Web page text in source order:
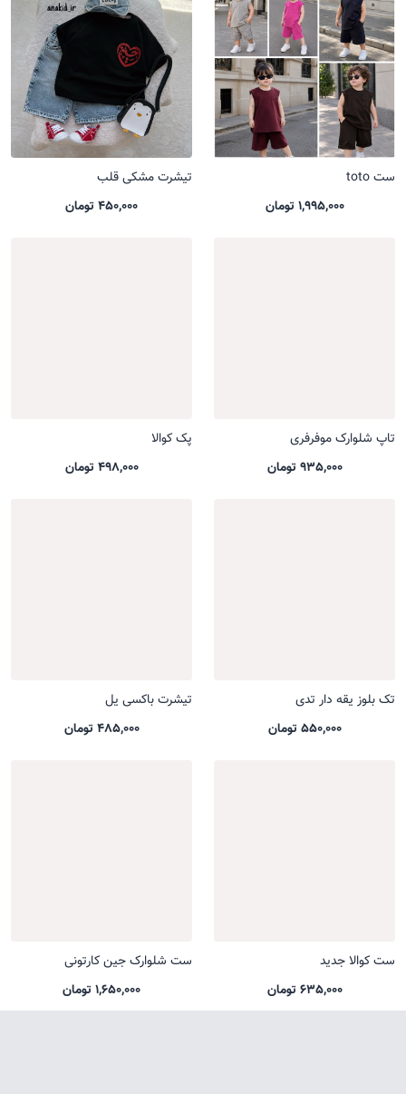
ست toto
1,995,000 تومان
تیشرت مشکی قلب
450,000 تومان
تاپ شلوارک موفرفری
935,000 تومان
پک کوالا
498,000 تومان
تک بلوز یقه دار تدی
550,000 تومان
تیشرت باکسی یل
485,000 تومان
ست کوالا جدید
635,000 تومان
ست شلوارک جین کارتونی
1,650,000 تومان